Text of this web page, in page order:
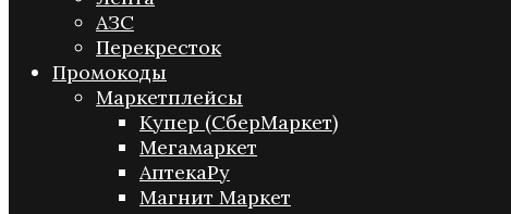
АЗС
Перекресток
Промокоды
Маркетплейсы
Купер (СберМаркет)
Мегамаркет
АптекаРу
Магнит Маркет